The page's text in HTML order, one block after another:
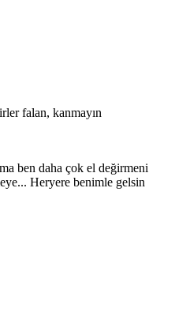
falan, kanmayın
ben daha çok el değirmeni
Heryere benimle gelsin